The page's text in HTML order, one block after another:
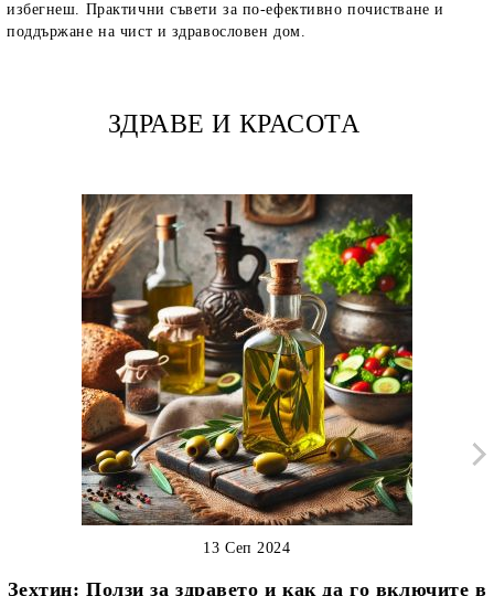
избегнеш. Практични съвети за по-ефективно почистване и
поддържане на чист и здравословен дом.
ЗДРАВЕ И КРАСОТА
Зехтин: Ползи за здравето и как да го включите в
13 Сеп 2024